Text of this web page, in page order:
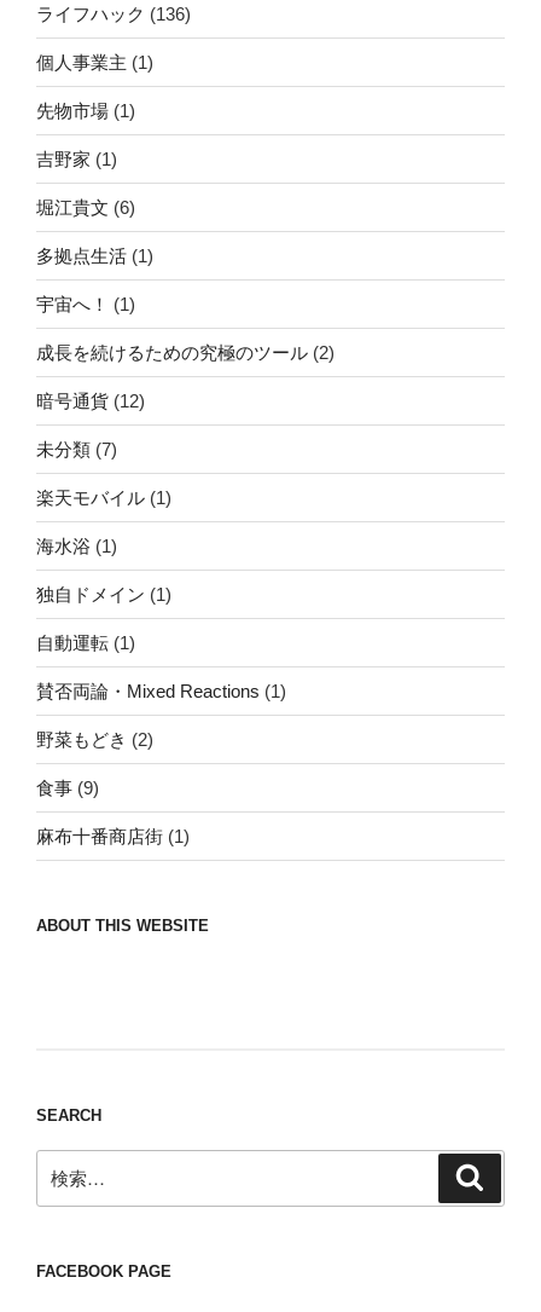
ライフハック (136)
個人事業主 (1)
先物市場 (1)
吉野家 (1)
堀江貴文 (6)
多拠点生活 (1)
宇宙へ！ (1)
成長を続けるための究極のツール (2)
暗号通貨 (12)
未分類 (7)
楽天モバイル (1)
海水浴 (1)
独自ドメイン (1)
自動運転 (1)
賛否両論・Mixed Reactions (1)
野菜もどき (2)
食事 (9)
麻布十番商店街 (1)
ABOUT THIS WEBSITE
SEARCH
索:
FACEBOOK PAGE